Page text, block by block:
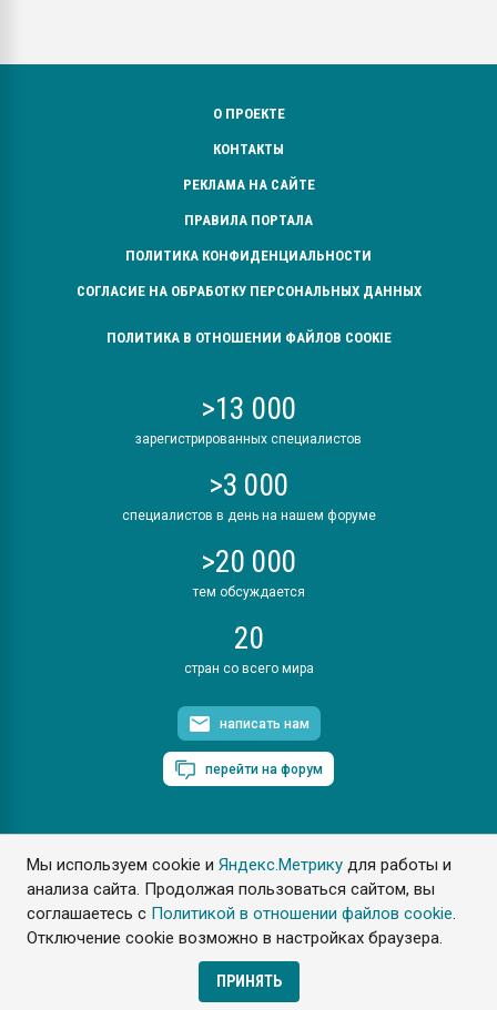
Мы используем cookie иЯндекс.Метрику для работы и
анализа сайта. Продолжая пользоваться сайтом, вы
соглашаетесь с Политикой в отношении файлов cookie.
Отключение cookie возможно в настройках браузера.
ПРИНЯТЬ
О ПРОЕКТЕ
КОНТАКТЫ
РЕКЛАМА НА САЙТЕ
ПРАВИЛА ПОРТАЛА
ПОЛИТИКА КОНФИДЕНЦИАЛЬНОСТИ
СОГЛАСИЕ НА ОБРАБОТКУ ПЕРСОНАЛЬНЫХ ДАННЫХ
ПОЛИТИКА В ОТНОШЕНИИ ФАЙЛОВ COOKIE
>13 000
зарегистрированных специалистов
>3 000
специалистов в день на нашем форуме
>20 000
тем обсуждается
20
стран со всего мира
написать нам
перейти на форум
ПластЭксперт © 2006. Все права защищены
Разрешается копирование материалов сайта с обязательной
ссылкой на www.e-plastic.ru
Разработка сайта